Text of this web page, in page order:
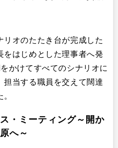
リオのたたき台が完成した
をはじめとした理事者へ発
かけてすべてのシナリオに
担当する職員を交えて闊達
・ミーティング～開か
へ～